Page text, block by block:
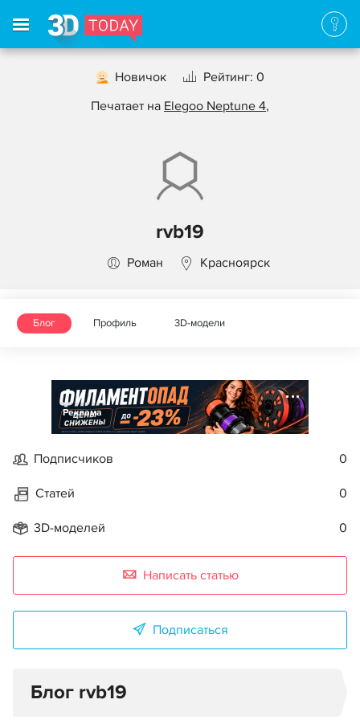
Новичок
Рейтинг: 0
Печатает на Elegoo Neptune 4,
rvb19
Роман Красноярск
Блог Профиль 3D-модели
Реклама
Подписчиков 0
Статей 0
3D-моделей 0
Написать статью
Подписаться
Блог rvb19